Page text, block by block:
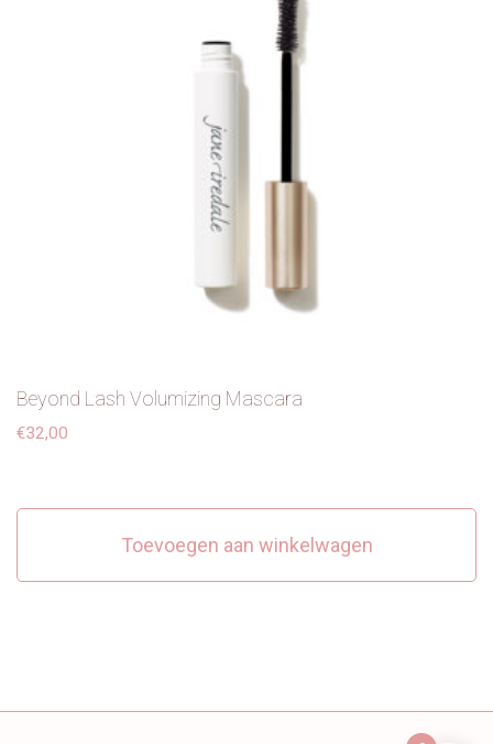
Beyond Lash Volumizing Mascara
€32,00
Toevoegen aan winkelwagen